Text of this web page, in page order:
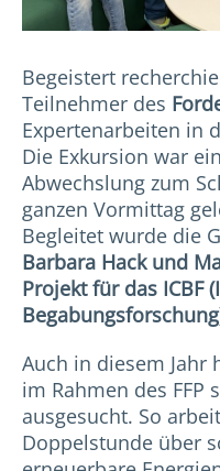
Begeistert
Teilnehmer des
Expertenarbeiten in
Die Exkursion war
Abwechslung zum
ganzen Vormittag
Begleitet wurde die
Barbara Hack und
Projekt für das ICBF
Auch in diesem Jahr
im Rahmen des FFP
ausgesucht. So
Doppelstunde über